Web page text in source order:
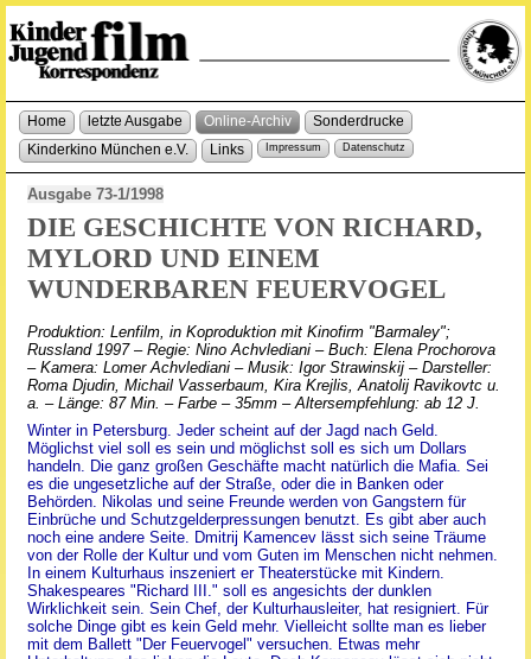
Home letzte Ausgabe Online-Archiv
Sonderdrucke
Kinderkino München e.V.
Links Impressum Datenschutz
Ausgabe 73-1/1998
DIE GESCHICHTE VON RICHARD,
MYLORD UND EINEM
WUNDERBAREN FEUERVOGEL
Produktion: Lenfilm, in Koproduktion mit Kinofirm "Barmaley";
Russland 1997 – Regie: Nino Achvlediani – Buch: Elena Prochorova
– Kamera: Lomer Achvlediani – Musik: Igor Strawinskij – Darsteller:
Roma Djudin, Michail Vasserbaum, Kira Krejlis, Anatolij Ravikovtc u.
a. – Länge: 87 Min. – Farbe – 35mm – Altersempfehlung: ab 12 J.
Winter in Petersburg. Jeder scheint auf der Jagd nach Geld.
Möglichst viel soll es sein und möglichst soll es sich um Dollars
handeln. Die ganz großen Geschäfte macht natürlich die Mafia. Sei
es die ungesetzliche auf der Straße, oder die in Banken oder
Behörden. Nikolas und seine Freunde werden von Gangstern für
Einbrüche und Schutzgelderpressungen benutzt. Es gibt aber auch
noch eine andere Seite. Dmitrij Kamencev lässt sich seine Träume
von der Rolle der Kultur und vom Guten im Menschen nicht nehmen.
In einem Kulturhaus inszeniert er Theaterstücke mit Kindern.
Shakespeares "Richard III." soll es angesichts der dunklen
Wirklichkeit sein. Sein Chef, der Kulturhausleiter, hat resigniert. Für
solche Dinge gibt es kein Geld mehr. Vielleicht sollte man es lieber
mit dem Ballett "Der Feuervogel" versuchen. Etwas mehr